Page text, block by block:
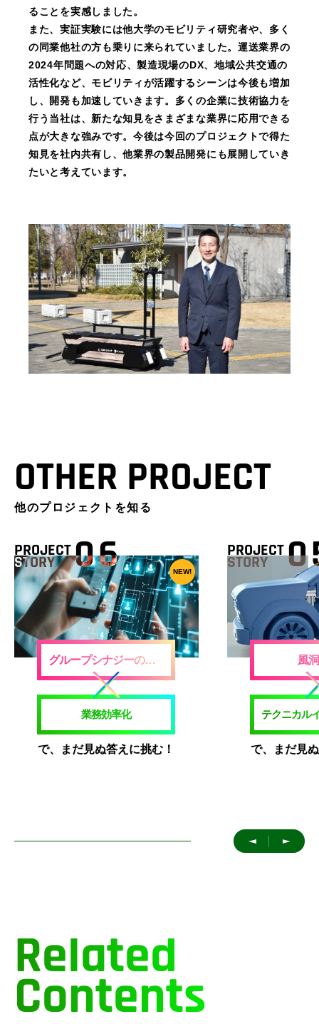
ることを実感しました。
また、実証実験には他大学のモビリティ研究者や、多く
の同業他社の方も乗りに来られていました。運送業界の
2024年問題への対応、製造現場のDX、地域公共交通の
活性化など、モビリティが活躍するシーンは今後も増加
し、開発も加速していきます。多くの企業に技術協力を
行う当社は、新たな知見をさまざまな業界に応用できる
点が大きな強みです。今後は今回のプロジェクトで得た
知見を社内共有し、他業界の製品開発にも展開していき
たいと考えています。
OTHER PROJECT
他のプロジェクトを知る
NEW!
PROJECT
STORY 06
グループシナジーの創出
業務効率化
で、まだ見ぬ答えに挑む！
PROJECT
STORY
風
で、まだ見
＜ ＞
Related
Contents